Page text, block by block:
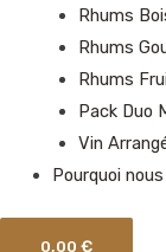
Rhums
Rhums
Rhums
Pack Duo
Vin
Pourquoi
0,00 €
Panier